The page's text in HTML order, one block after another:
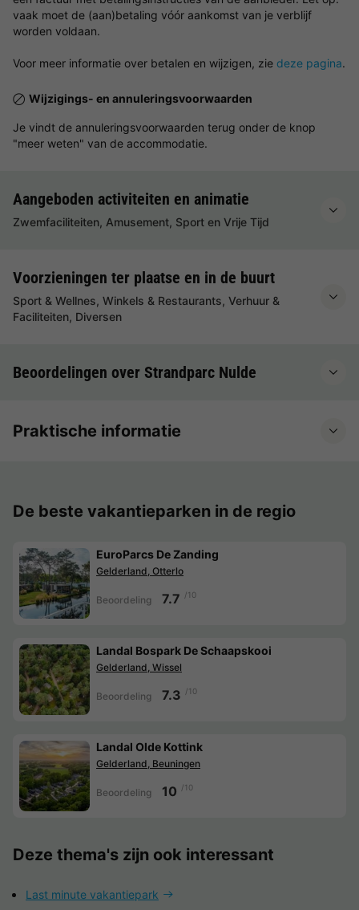
vaak moet de (aan)betaling vóór aankomst van je verblijf
worden voldaan.
Voor meer informatie over betalen en wijzigen, zie deze pagina.
Wijzigings- en annuleringsvoorwaarden
Je vindt de annuleringsvoorwaarden terug onder de knop
"meer weten" van de accommodatie.
Aangeboden activiteiten en animatie
Zwemfaciliteiten, Amusement, Sport en Vrije Tijd
Voorzieningen ter plaatse en in de buurt
Sport & Wellnes, Winkels & Restaurants, Verhuur &
Faciliteiten, Diversen
Beoordelingen over Strandparc Nulde
Praktische informatie
De beste vakantieparken in de regio
EuroParcs De Zanding
Gelderland, Otterlo
Beoordeling 7.7 /10
Landal Bospark De Schaapskooi
Gelderland, Wissel
Beoordeling 7.3 /10
Landal Olde Kottink
Gelderland, Beuningen
Beoordeling 10 /10
Deze thema's zijn ook interessant
Last minute vakantiepark